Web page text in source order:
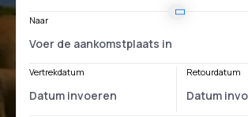
Naar
Vertrekdatum Retourdatum